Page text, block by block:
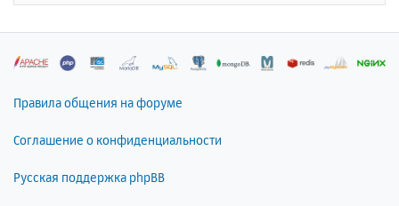
Правила общения на форуме
Соглашение о конфиденциальности
Русская поддержка phpBB